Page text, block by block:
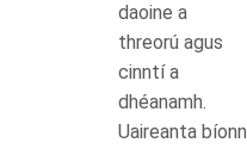
daoine a
threorú agus
cinntí a
dhéanamh.
Uaireanta bíonn